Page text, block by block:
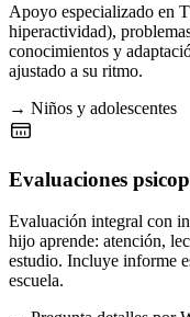
Apoyo especializado en
hiperactividad),
conocimientos y
ajustado a su ritmo.
→ Niños y adolescentes
Evaluaciones
Evaluación integral con
hijo aprende: atención,
estudio. Incluye informe
escuela.